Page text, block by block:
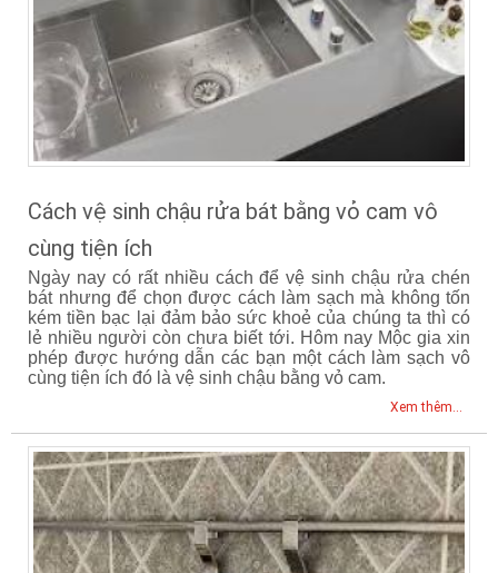
Cách vệ sinh chậu rửa bát bằng vỏ cam vô
cùng tiện ích
Ngày nay có rất nhiều cách để vệ sinh chậu rửa chén
bát nhưng để chọn được cách làm sạch mà không tốn
kém tiền bạc lại đảm bảo sức khoẻ của chúng ta thì có
lẻ nhiều người còn chưa biết tới. Hôm nay Mộc gia xin
phép được hướng dẫn các bạn một cách làm sạch vô
cùng tiện ích đó là vệ sinh chậu bằng vỏ cam.
Xem thêm...